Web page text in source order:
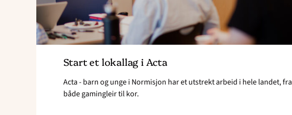
Start et lokallag i Acta
Acta - barn og unge i Normisjon har et utstrekt arbeid i hele landet, fra
både gamingleir til kor.